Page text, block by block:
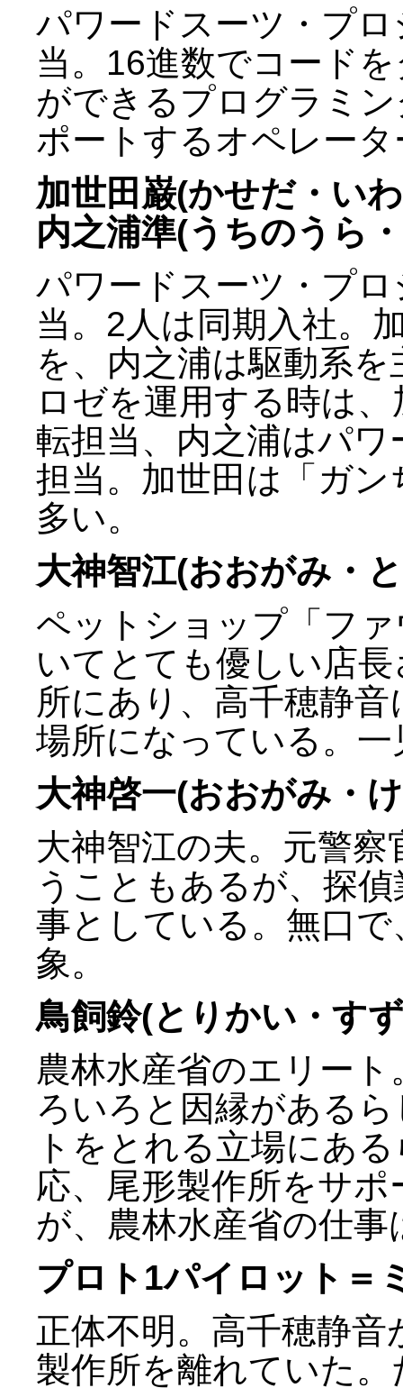
パワードスーツ・プ
当。16進数でコード
ができるプログラミ
ポートするオペレー
加世田巌(かせだ・い
内之浦準(うちのうら
パワードスーツ・プ
当。2人は同期入社。
を、内之浦は駆動系
ロゼを運用する時は
転担当、内之浦はパ
担当。加世田は「ガ
多い。
大神智江(おおがみ・
ペットショップ「フ
いてとても優しい店
所にあり、高千穂静
場所になっている。一
大神啓一(おおがみ・
大神智江の夫。元警
うこともあるが、探
事としている。無口
象。
鳥飼鈴(とりかい・す
農林水産省のエリー
ろいろと因縁がある
トをとれる立場にあ
応、尾形製作所をサ
が、農林水産省の仕
プロト1パイロット＝
正体不明。高千穂静
製作所を離れていた